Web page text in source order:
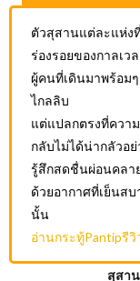
ตัวสุสานแต่ละแห่ง
ร่องรอยของกาลเว
ผู้คนที่เดินมาพร้อม
ไกลลิบ
แต่แปลกตรงที่ควา
กลับไม่ได้น่ากลัวอ
รู้สึกสดชื่นผ่อนคลา
ด้วยอากาศที่เย็นส
นั้น
อ่านกระทู้Pantipรี
สุสา